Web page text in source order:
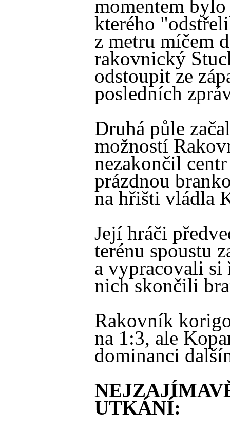
momentem
kterého
z metru míčem
rakovnický
odstoupit ze
posledních
Druhá půle
možností
nezakončil
prázdnou
na hřišti vládla
Její hráči
terénu spoustu
a vypracovali si
nich skončili
Rakovník
na 1:3, ale
dominanci
UTKÁNÍ: